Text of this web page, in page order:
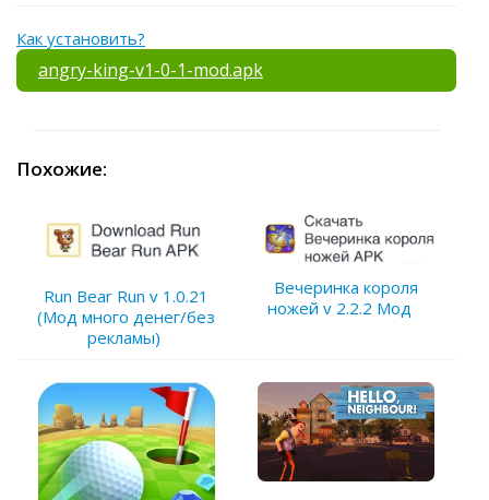
Как установить?
angry-king-v1-0-1-mod.apk
Похожие:
Run Bear Run v 1.0.21
(Мод много денег/без
рекламы)
Вечеринка короля
ножей v 2.2.2 Мод